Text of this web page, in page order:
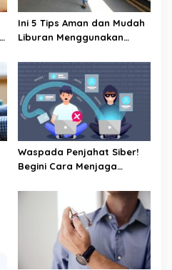
Ini 5 Tips Aman dan Mudah
Liburan Menggunakan
Waspada Penjahat Siber!
Begini Cara Menjaga